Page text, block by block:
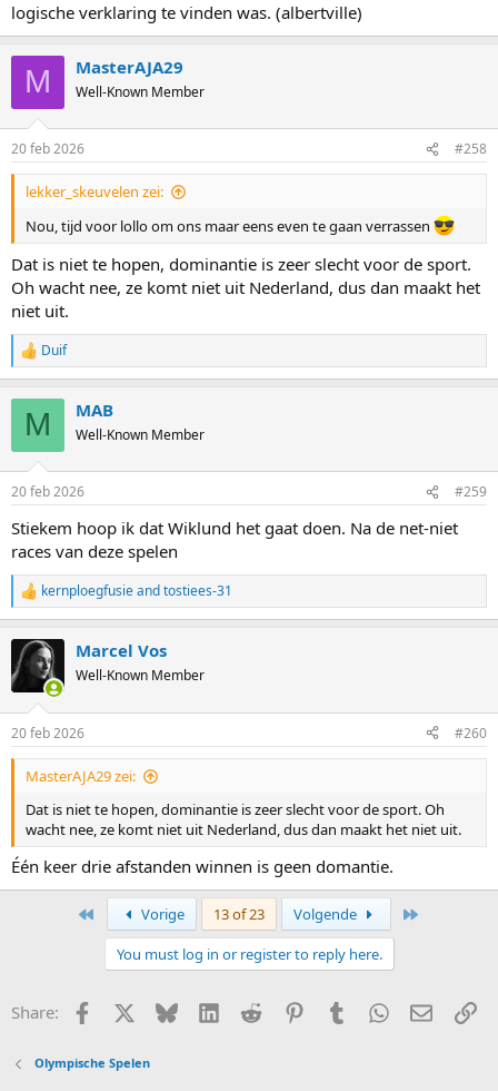
logische verklaring te vinden was. (albertville)
M MasterAJA29
Well-Known Member
20 feb 2026 #258
lekker_skeuvelen zei:
Nou, tijd voor lollo om ons maar eens even te gaan verrassen
Dat is niet te hopen, dominantie is zeer slecht voor de sport.
Oh wacht nee, ze komt niet uit Nederland, dus dan maakt het
niet uit.
R
e
n
s
Duif
M MAB
Well-Known Member
20 feb 2026 #259
Stiekem hoop ik dat Wiklund het gaat doen. Na de net-niet
races van deze spelen
R
e
c
t
s
:
kernploegfusieandtostiees-31
Marcel Vos
Well-Known Member
20 feb 2026 #260
MasterAJA29 zei:
Dat is niet te hopen, dominantie is zeer slecht voor de sport. Oh
wacht nee, ze komt niet uit Nederland, dus dan maakt het niet uit.
Één keer drie afstanden winnen is geen domantie.
Vorige 13 of 23 Volgende
You must log in or register to reply here.
Share: Facebook Bluesky LinkedInReddit PinterestTumblrWhatsApp
E-mail
Olympische Spelen